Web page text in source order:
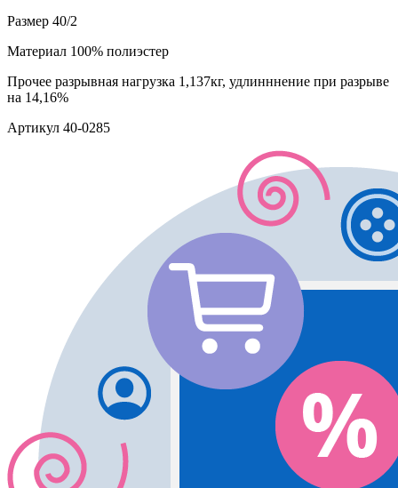
Размер 40/2
Материал 100% полиэстер
Прочее разрывная нагрузка 1,137кг, удлинннение при разрыве
на 14,16%
Артикул 40-0285